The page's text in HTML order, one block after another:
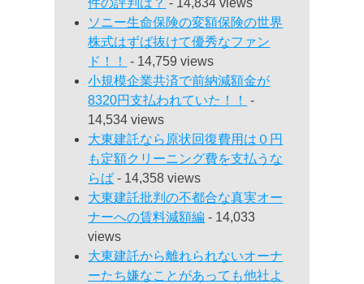
件の評判は？ - 14,834 views
ソニー生命保険の変額保険の世界
株式はずば抜けて優秀なファン
ド！！
- 14,759 views
小規模企業共済で前納減額金が
8320円支払われていた！！
-
14,534 views
大東建託なら原状回復費用は０円
も定額クリーニング費を支払うな
らば - 14,358 views
大東建託批判の不都合な真実オー
ナーへの賃料減額編 - 14,033
views
大東建託から離れられないオーナ
ーたち嫌なことがあっても他社よ